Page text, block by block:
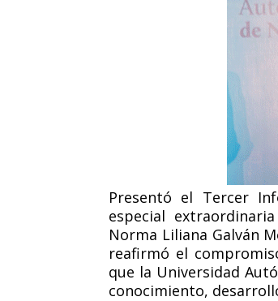
Presentó el Tercer
especial
Norma Liliana Galván
reafirmó el
que la Universidad
conocimiento,